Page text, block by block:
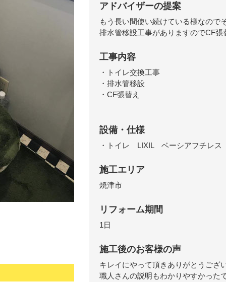
アドバイザーの提案
もう長い間使い続けている様なので
排水管移設工事がありますのでCF張
工事内容
・トイレ交換工事
・排水管移設
・CF張替え
設備・仕様
・トイレ LIXIL ベーシアフチレス
施工エリア
焼津市
リフォーム期間
1日
施工後のお客様の声
キレイにやって頂きありがとうござ
職人さんの説明もわかりやすかったで